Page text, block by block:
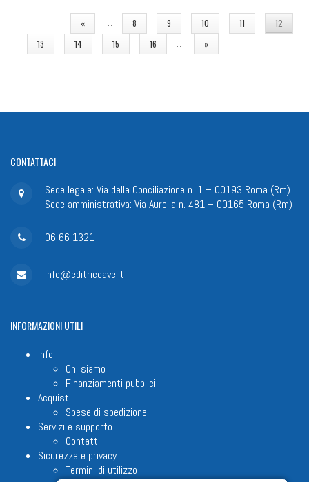
« … 8 9 10 11
12
13
14 15 16 … »
CONTATTACI
Sede legale: Via della Conciliazione n. 1 – 00193 Roma (Rm)
Sede amministrativa: Via Aurelia n. 481 – 00165 Roma (Rm)
06 66 1321
info@editriceave.it
INFORMAZIONIUTILI
Info
Chi siamo
Finanziamenti pubblici
Acquisti
Spese di spedizione
Servizi e supporto
Contatti
Sicurezza e privacy
Termini di utilizzo